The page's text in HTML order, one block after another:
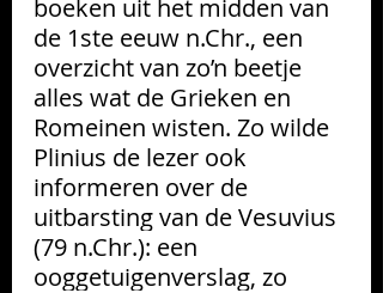
boeken uit het midden van
de 1ste eeuw n.Chr., een
overzicht van zo’n beetje
alles wat de Grieken en
Romeinen wisten. Zo wilde
Plinius de lezer ook
informeren over de
uitbarsting van de Vesuvius
(79 n.Chr.): een
ooggetuigenverslag, zo